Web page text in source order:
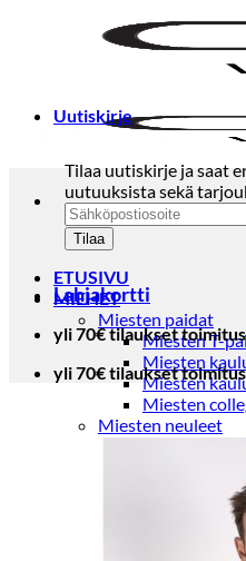
ETUSIVU
MIEHET
Miesten paidat
Miesten T-
Miesten
Miesten
Miesten
Miesten neuleet
Miesten
Puvuntakit
Uutiskirje
Tilaa uutiskirje ja saat
uutuuksista sekä
Lahjakortti
yli 70€ tilaukset
yli 70€ tilaukset